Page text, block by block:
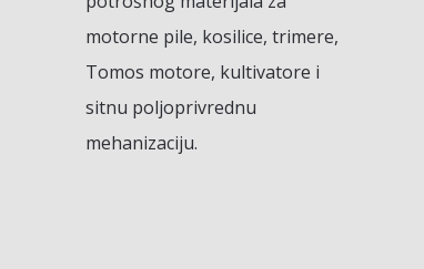
motorne pile, kosilice, trimere,
Tomos motore, kultivatore i
sitnu poljoprivrednu
mehanizaciju.